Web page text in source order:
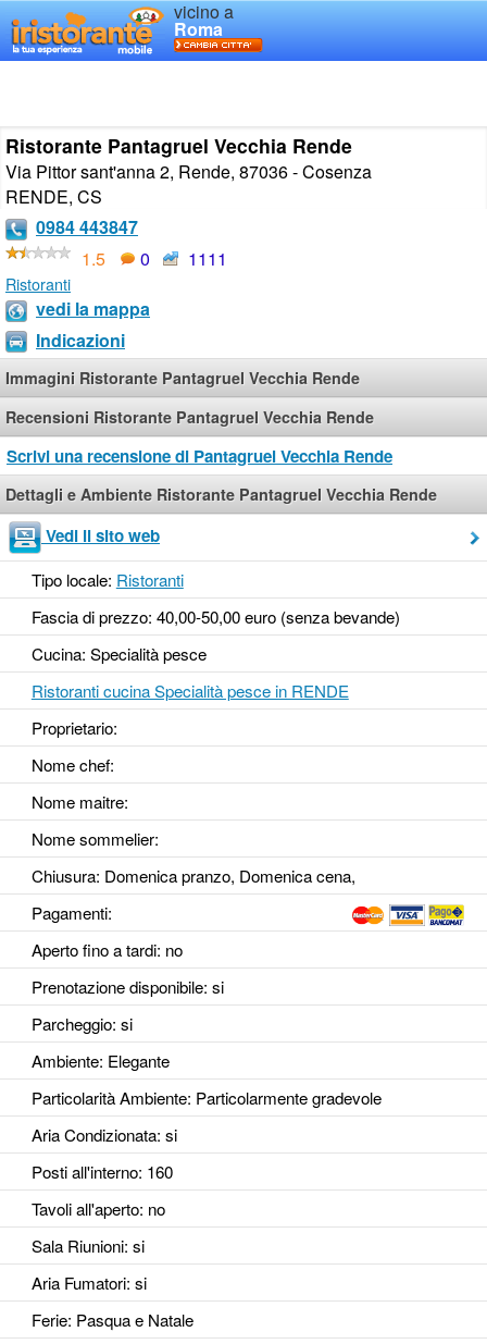
vicino a
Roma
Ristorante Pantagruel Vecchia Rende
Via Pittor sant'anna 2, Rende, 87036 - Cosenza
RENDE, CS
0984 443847
1.5
0 1111
Ristoranti
vedi la mappa
Indicazioni
Immagini Ristorante Pantagruel Vecchia Rende
Recensioni Ristorante Pantagruel Vecchia Rende
Scrivi una recensione di Pantagruel Vecchia Rende
Dettagli e Ambiente Ristorante Pantagruel Vecchia Rende
Vedi il sito web
Tipo locale: Ristoranti
Fascia di prezzo: 40,00-50,00 euro (senza bevande)
Cucina: Specialità pesce
Ristoranti cucina Specialità pesce in RENDE
Proprietario:
Nome chef:
Nome maitre:
Nome sommelier:
Chiusura: Domenica pranzo, Domenica cena,
Pagamenti:
Aperto fino a tardi: no
Prenotazione disponibile: si
Parcheggio: si
Ambiente: Elegante
Particolarità Ambiente: Particolarmente gradevole
Aria Condizionata: si
Posti all'interno: 160
Tavoli all'aperto: no
Sala Riunioni: si
Aria Fumatori: si
Ferie: Pasqua e Natale